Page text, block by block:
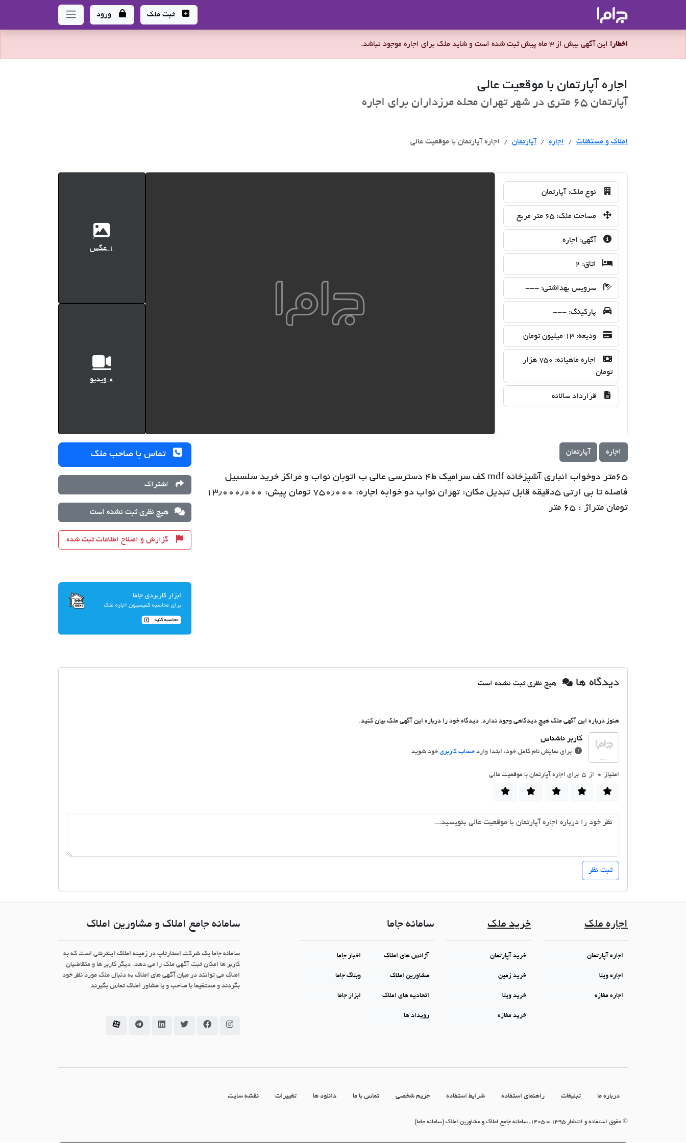
ثبت ملک ورود
اخطار! این آگهی بیش از 3 ماه پیش ثبت شده است و شاید ملک برای اجاره موجود نباشد.
اجاره آپارتمان با موقعیت عالی
آپارتمان 65 متری در شهر تهران محله مرزداران برای اجاره
املاک و مستغلات اجاره اجاره
آپارتمان اجاره آپارتمان با موقعیت عالی
نوع ملک: آپارتمان
مساحت ملک: 65 متر مربع
آگهی: اجاره
اتاق: 2
سرویس بهداشتی: ---
پارکینگ: ---
ودیعه: 13 میلیون تومان
اجاره ماهیانه:
750 هزار
تومان
قرارداد سالانه
1 عگس
0 ویدیو
اجاره آپارتمان
65متر دوخواب انباری آشپزخانه mdf کف سرامیک ط4 دسترسی عالی ب اتوبان نواب و مراکز خرید سلسبیل
فاصله تا بی ارتی 5دقیقه قابل تبدیل مکان: تهران نواب دو خوابه اجاره: ۷۵۰٫۰۰۰ تومان پیش: ۱۳٫۰۰۰٫۰۰۰
تومان متراژ : ۶۵ متر
تماس با صاحب ملک
اشتراک
هیچ نظری ثبت نشده است
گزارش و اصلاح اطلاعات ثبت شده
دیدگاه ها هیچ نظری ثبت نشده است
هنوز درباره این آگهی ملک هیچ دیدگاهی وجود ندارد. دیدگاه خود را درباره این آگهی ملک بیان کنید.
برای نمایش نام کامل خود، ابتدا وارد حساب کاربری خود شوید.
امتیاز 0 از 5 برای اجاره آپارتمان با موقعیت عالی
اجاره ملک
اجاره آپارتمان
اجاره ویلا
اجاره مغازه
خرید ملک
خرید آپارتمان
خرید زمین
خرید ویلا
خرید مغازه
سامانه جاما
آژانس های املاک اخبار جاما
مشاورین املاک وبلاگ جاما
اتحادیه های املاک ابزار جاما
رویداد ها
سامانه جامع املاک و مشاورین املاک
سامانه جاما یک شرکت استارتاپ در زمینه املاک اینترنتی است که به
کاربر ها امکان ثبت آگهی ملک را می دهد. دیگر کاربر ها و متقاضیان
املاک می توانند در میان آگهی های املاک به دنبال ملک مورد نظر خود
بگردند و مستقیما با صاحب و یا مشاور املاک تماس بگیرند.
سامانه جاما در اینستاگرام
سامانه جاما در فیسبوک
سامانه جاما در توئیتر
سامانه جاما در لینکداین
سامانه جاما در تلگرام
سامانه جاما در آپارات
درباره ما تبلیغات راهنمای استفاده شرایط استفاده حریم شخصی تماس با ما دانلود ها تغییرات نقشه سایت
© حقوق استفاده و انتشار 1395 - 1405, سامانه جامع املاک و مشاورین املاک (سامانه جاما)